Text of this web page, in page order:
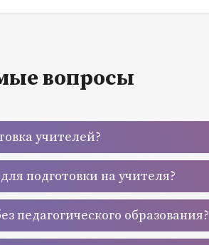
вопросы
учителей?
подготовки на учителя?
педагогического образования?